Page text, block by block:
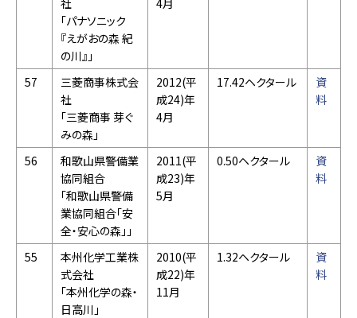
社
「パナソニック
『えがおの森 紀
の川』」
4月
57
三菱商事株式会
社
「三菱商事 芽ぐ
みの森」
2012(平
成24)年
4月
17.42ヘクタール
資
料
56
和歌山県警備業
協同組合
「和歌山県警備
業協同組合「安
全・安心の森」」
2011(平
成23)年
5月
0.50ヘクタール
資
料
55
本州化学工業株
式会社
「本州化学の森・
日高川」
2010(平
成22)年
11月
1.32ヘクタール
資
料